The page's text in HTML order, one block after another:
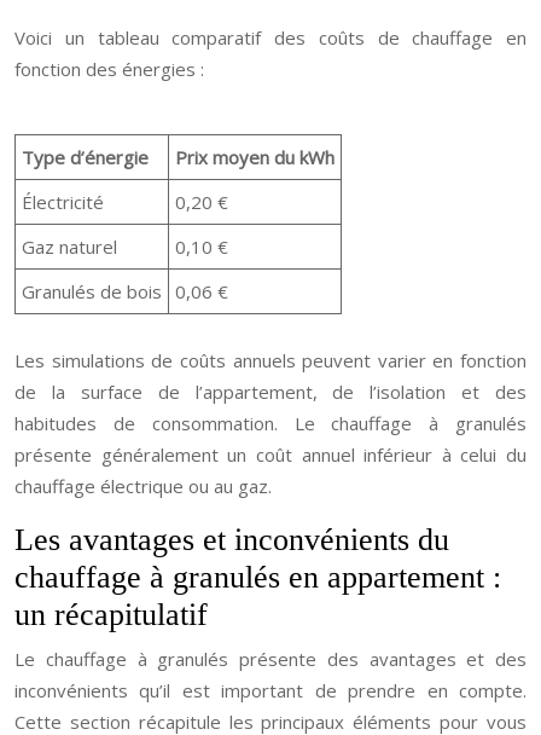
Voici un tableau comparatif des coûts de chauffage en
fonction des énergies :
Type d’énergie
Prix moyen du kWh
Électricité
0,20 €
Gaz naturel
0,10 €
Granulés de bois 0,06 €
Les simulations de coûts annuels peuvent varier en fonction
de la surface de l’appartement, de l’isolation et des
habitudes de consommation. Le chauffage à granulés
présente généralement un coût annuel inférieur à celui du
chauffage électrique ou au gaz.
Les avantages et inconvénients du
chauffage à granulés en appartement :
un récapitulatif
Le chauffage à granulés présente des avantages et des
inconvénients qu’il est important de prendre en compte.
Cette section récapitule les principaux éléments pour vous